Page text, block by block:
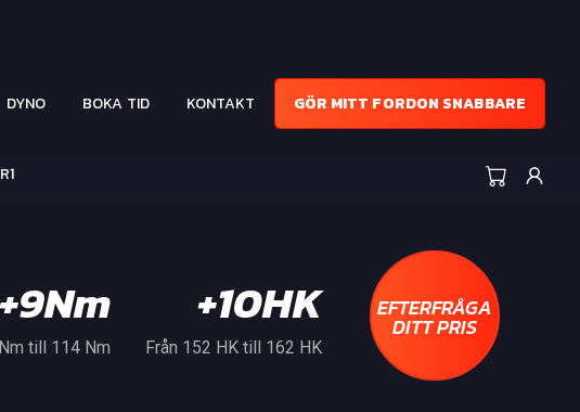
DYNO BOKA TID KONTAKT GÖR MITT FORDON SNABBARE
+9Nm
till 114 Nm
+10HK
Från 152 HK till 162 HK
EFTERFRÅGA
DITT PRIS